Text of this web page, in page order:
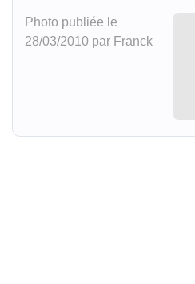
Photo publiée le
28/03/2010 par Franck